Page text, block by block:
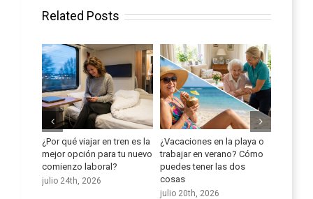
Related Posts
Mejora tus habilidades
lingüísticas
julio 9th, 2026
Aprovechar al máximo el
potencial de las empresas
de transporte en el sector
de los cuidados
junio 25th, 2026